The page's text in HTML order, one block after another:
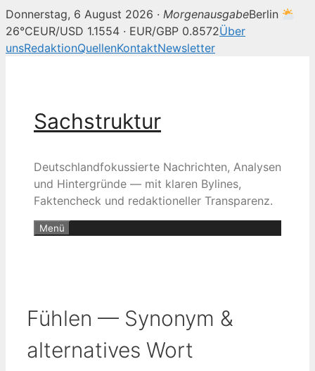
Donnerstag, 6 August 2026 · MorgenausgabeBerlin
26°CEUR/USD 1.1554 · EUR/GBP 0.8572Über
unsRedaktionQuellenKontaktNewsletter
Sachstruktur
Deutschlandfokussierte Nachrichten, Analysen
und Hintergründe — mit klaren Bylines,
Faktencheck und redaktioneller Transparenz.
Menü
Fühlen — Synonym &
alternatives Wort